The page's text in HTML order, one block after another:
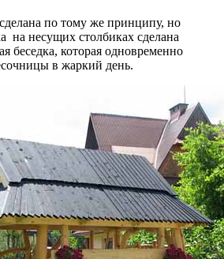
по тому же принципу, но
на несущих столбиках сделана
беседка, которая одновременно
в жаркий день.